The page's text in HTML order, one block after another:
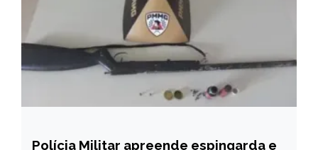
MINAS
Polícia Militar apreende espingarda e